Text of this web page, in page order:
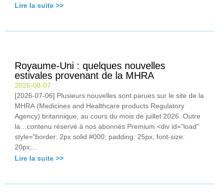
Lire la suite >>
Royaume-Uni : quelques nouvelles
estivales provenant de la MHRA
2026-08-07
[2026-07-06] Plusieurs nouvelles sont parues sur le site de la
MHRA (Medicines and Healthcare products Regulatory
Agency) britannique, au cours du mois de juillet 2026. Outre
la…contenu réservé à nos abonnés Premium <div id="load"
style="border: 2px solid #000; padding: 25px; font-size:
20px;...
Lire la suite >>